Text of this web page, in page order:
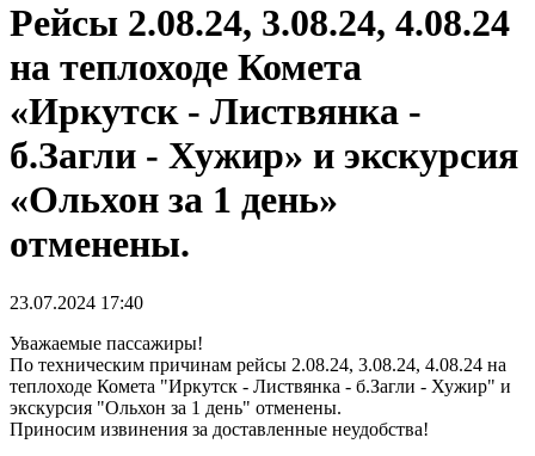
Рейсы 2.08.24, 3.08.24, 4.08.24
на теплоходе Комета
«Иркутск - Листвянка -
б.Загли - Хужир» и экскурсия
«Ольхон за 1 день»
отменены.
23.07.2024 17:40
Уважаемые пассажиры!
По техническим причинам рейсы 2.08.24, 3.08.24, 4.08.24 на
теплоходе Комета "Иркутск - Листвянка - б.Загли - Хужир" и
экскурсия "Ольхон за 1 день" отменены.
Приносим извинения за доставленные неудобства!